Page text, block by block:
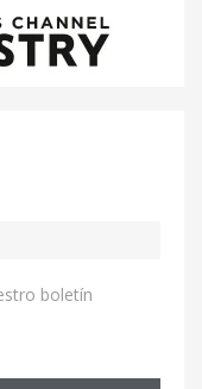
boletín